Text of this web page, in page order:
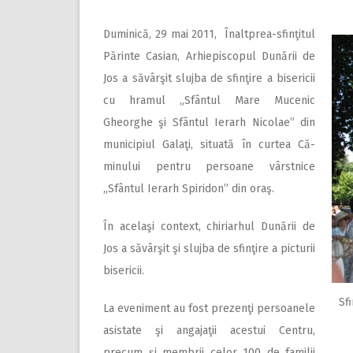
Duminică, 29 mai 2011, Înaltprea-sfinţitul
Părinte Casian, Arhiepiscopul Dunării de
Jos a săvârşit slujba de sfinţire a bisericii
cu hramul „Sfântul Mare Mucenic
Gheorghe şi Sfântul Ierarh Nicolae” din
municipiul Galaţi, situată în curtea Că-
minului pentru persoane vârstnice
„Sfântul Ierarh Spiridon” din oraş.
În acelaşi context, chiriarhul Dunării de
Jos a săvârşit şi slujba de sfinţire a picturii
bisericii.
La eveniment au fost prezenţi persoanele
asistate şi angajaţii acestui Centru,